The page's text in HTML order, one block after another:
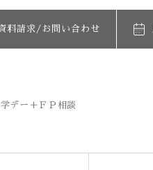
料請求/お問い合わせ
デー＋ＦＰ相談